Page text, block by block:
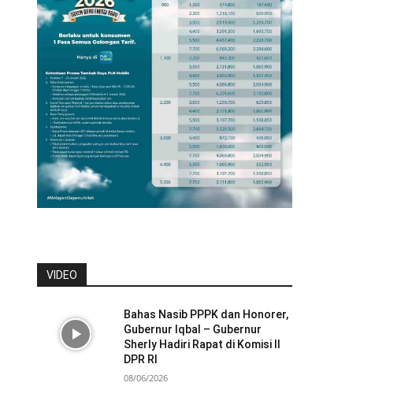
VIDEO
Bahas Nasib PPPK dan Honorer,
Gubernur Iqbal – Gubernur
Sherly Hadiri Rapat di Komisi II
DPR RI
08/06/2026